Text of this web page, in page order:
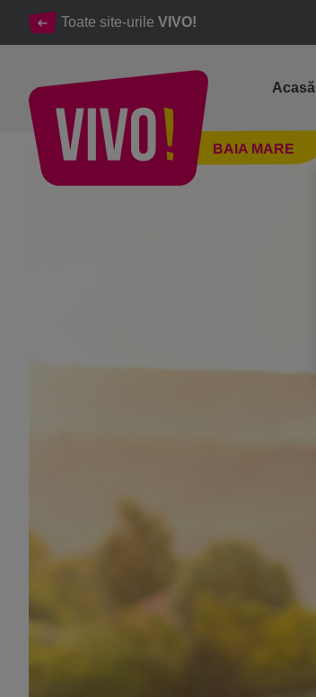
Toate site-urile VIVO!
BAIA MARE
Acasă
Trăim vara împreună la VIVO!